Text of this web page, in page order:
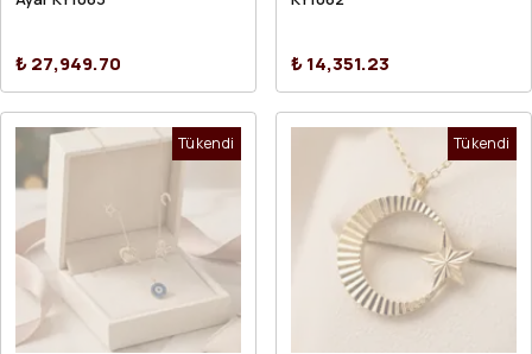
₺ 27,949.70 ₺ 14,351.23
Tükendi Tükendi